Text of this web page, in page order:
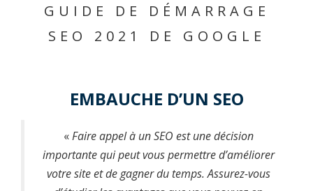
GUIDE DE DÉMARRAGE
SEO 2021 DE GOOGLE
EMBAUCHE D’UN SEO
«Faire appel à un SEO est une décision
importante qui peut vous permettre d’améliorer
votre site et de gagner du temps. Assurez-vous